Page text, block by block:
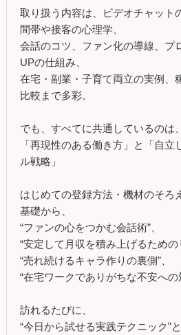
取り扱う内容は、ビデオチャット
間帯や接客の心理学、
会話のコツ、ファン化の導線、プ
UPの仕組み、
在宅・副業・子育て両立の実例、
比較まで多彩。
でも、すべてに共通しているのは、
「再現性のある働き方」と「自立
ル戦略」
はじめての登録方法・機材のそろ
基礎から、
“ファンの心をつかむ会話術”、
“安定して月収を積み上げるための
“売れ続けるキャラ作りの裏側”、
“在宅ワークでありがちな不安へ
訪れるたびに、
“今日から試せる実践テクニック”と